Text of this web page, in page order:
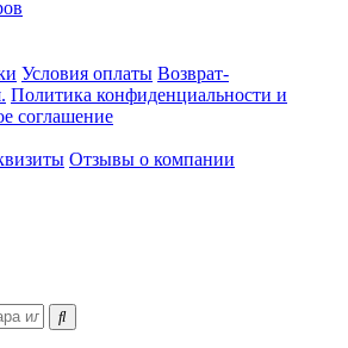
Условия оплаты Возврат-
Политика конфиденциальности и
соглашение
Отзывы о компании